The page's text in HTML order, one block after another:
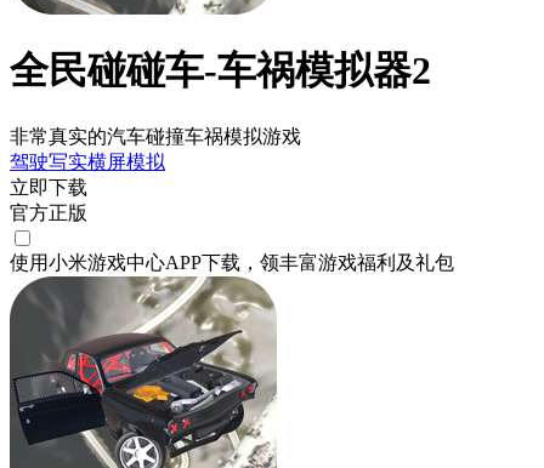
全民碰碰车-车祸模拟器2
非常真实的汽车碰撞车祸模拟游戏
驾驶写实横屏模拟
立即下载
官方正版
使用小米游戏中心APP下载 ，领丰富游戏福利 及礼包